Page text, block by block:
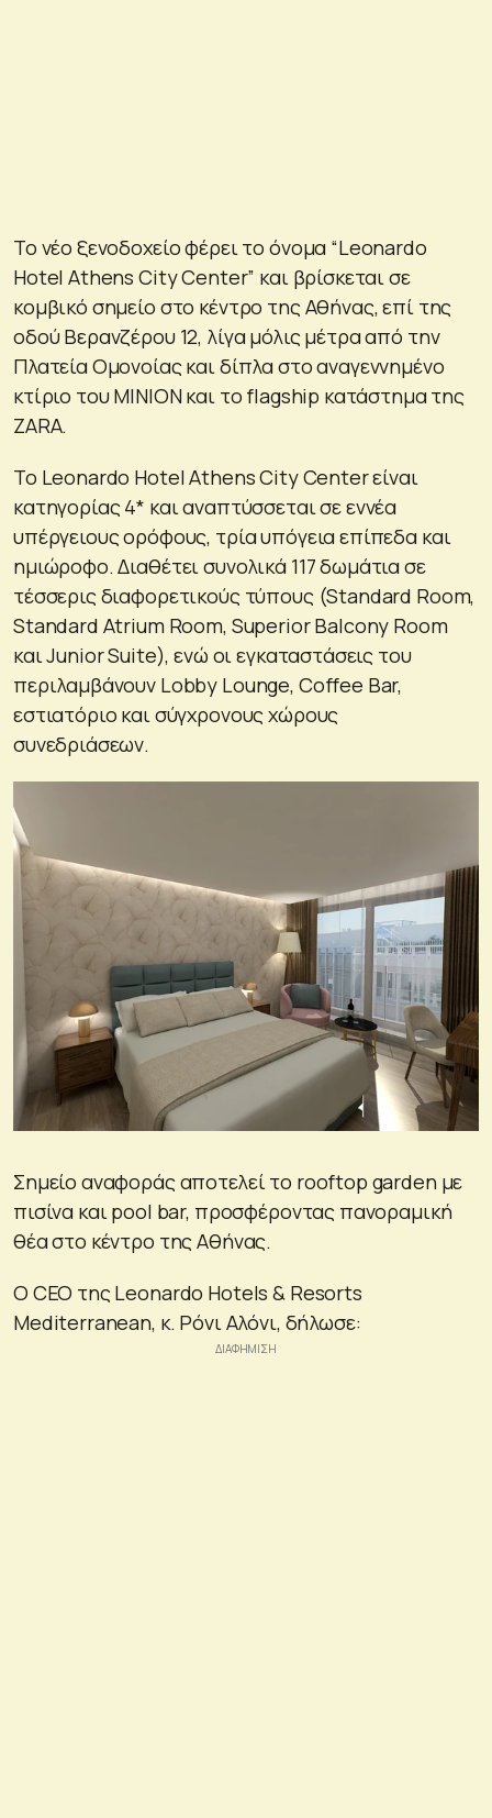
Το νέο ξενοδοχείο φέρει το όνομα “Leonardo
Hotel Athens City Center” και βρίσκεται σε
κομβικό σημείο στο κέντρο της Αθήνας, επί της
οδού Βερανζέρου 12, λίγα μόλις μέτρα από την
Πλατεία Ομονοίας και δίπλα στο αναγεννημένο
κτίριο του ΜΙΝΙΟΝ και το flagship κατάστημα της
ZARA.
Το Leonardo Hotel Athens City Center είναι
κατηγορίας 4* και αναπτύσσεται σε εννέα
υπέργειους ορόφους, τρία υπόγεια επίπεδα και
ημιώροφο. Διαθέτει συνολικά 117 δωμάτια σε
τέσσερις διαφορετικούς τύπους (Standard Room,
Standard Atrium Room, Superior Balcony Room
και Junior Suite), ενώ οι εγκαταστάσεις του
περιλαμβάνουν Lobby Lounge, Coffee Bar,
εστιατόριο και σύγχρονους χώρους
συνεδριάσεων.
Σημείο αναφοράς αποτελεί το rooftop garden με
πισίνα και pool bar, προσφέροντας πανοραμική
θέα στο κέντρο της Αθήνας.
Ο CEO της Leonardo Hotels & Resorts
Mediterranean, κ. Ρόνι Αλόνι, δήλωσε: